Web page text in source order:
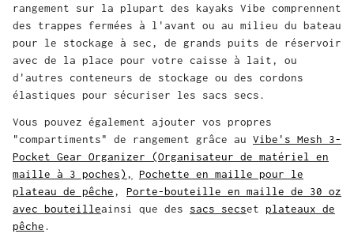
rangement sur la plupart des kayaks Vibe comprennent
des trappes fermées à l'avant ou au milieu du bateau
pour le stockage à sec, de grands puits de réservoir
avec de la place pour votre caisse à lait, ou
d'autres conteneurs de stockage ou des cordons
élastiques pour sécuriser les sacs secs.
Vous pouvez également ajouter vos propres
"compartiments" de rangement grâce au Vibe's Mesh 3-
Pocket Gear Organizer (Organisateur de matériel en
maille à 3 poches) ,
Pochette en maille pour le
plateau de pêche, Porte-bouteille en maille de 30 oz
avec bouteilleainsi que des sacs secset plateaux de
pêche .